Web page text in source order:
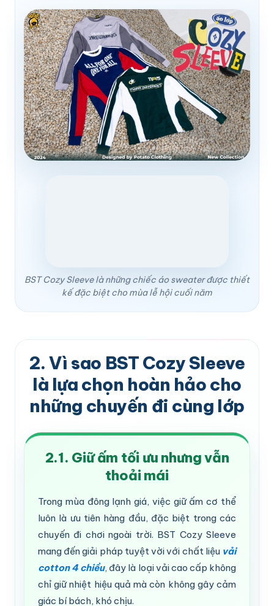
BST Cozy Sleeve là những chiếc áo sweater được thiết
kế đặc biệt cho mùa lễ hội cuối năm
2. Vì sao BST Cozy Sleeve
là lựa chọn hoàn hảo cho
những chuyến đi cùng lớp
2.1. Giữ ấm tối ưu nhưng vẫn
thoải mái
Trong mùa đông lạnh giá, việc giữ ấm cơ thể
luôn là ưu tiên hàng đầu, đặc biệt trong các
chuyến đi chơi ngoài trời. BST Cozy Sleeve
mang đến giải pháp tuyệt vời với chất liệu vải
cotton 4 chiều, đây là loại vải cao cấp không
chỉ giữ nhiệt hiệu quả mà còn không gây cảm
giác bí bách, khó chịu.